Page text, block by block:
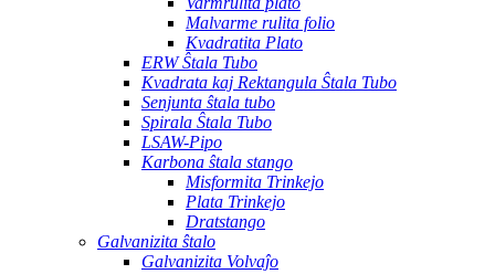
Malvarme rulita folio
Kvadratita Plato
ERW Ŝtala Tubo
Kvadrata kaj Rektangula Ŝtala Tubo
Senjunta ŝtala tubo
Spirala Ŝtala Tubo
LSAW-Pipo
Karbona ŝtala stango
Misformita Trinkejo
Plata Trinkejo
Dratstango
Galvanizita ŝtalo
Galvanizita Volvaĵo